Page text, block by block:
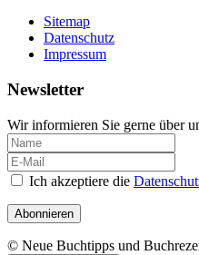
Sitemap
Datenschutz
Impressum
Newsletter
Wir informieren Sie gerne über
Ich akzeptiere die
Abonnieren
© Neue Buchtipps und